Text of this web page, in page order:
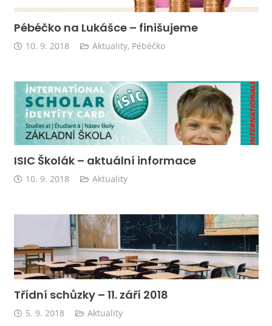
Pébéčko na Lukášce – finišujeme
10. 9. 2018 Aktuality, Pébéčko
ISIC Školák – aktuální informace
10. 9. 2018 Aktuality
Třídní schůzky – 11. září 2018
5. 9. 2018 Aktuality